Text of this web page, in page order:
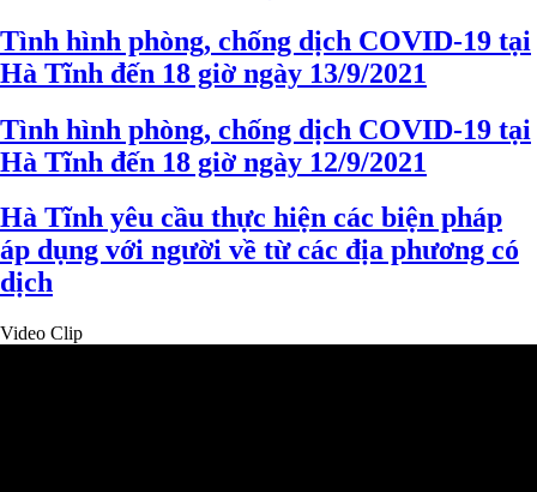
Tình hình phòng, chống dịch COVID-19 tại
Hà Tĩnh đến 18 giờ ngày 13/9/2021
Tình hình phòng, chống dịch COVID-19 tại
Hà Tĩnh đến 18 giờ ngày 12/9/2021
Hà Tĩnh yêu cầu thực hiện các biện pháp
áp dụng với người về từ các địa phương có
dịch
Video Clip